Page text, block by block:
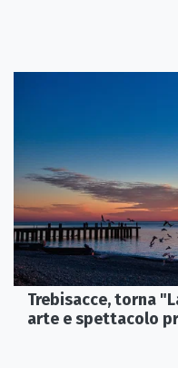
Trebisacce, torna
arte e spettacolo